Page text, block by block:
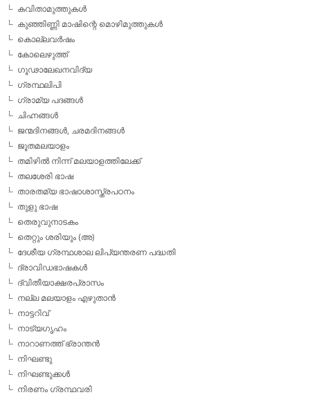
കവിതാമുത്തുകള്‍
കുഞ്ഞിണ്ണി മാഷിന്റെ മൊഴിമുത്തുകള്‍
കൊല്ലവര്‍ഷം
കോലെഴുത്ത്
ഗൂഢാലേഖനവിദ്യ
ഗ്രന്ഥലിപി
ഗ്രാമ്യ പദങ്ങള്‍
ചിഹ്നങ്ങള്‍
ജന്മദിനങ്ങള്‍, ചരമദിനങ്ങള്‍
ജൂതമലയാളം
തമിഴില്‍ നിന്ന് മലയാളത്തിലേക്ക്
തലശേരി ഭാഷ
താരതമ്യ ഭാഷാശാസ്ത്രപഠനം
തുളു ഭാഷ
തെരുവുനാടകം
തെറ്റും ശരിയും (അ)
ദേശീയ ഗ്രന്ഥശാല ലിപ്യന്തരണ പദ്ധതി
ദ്രാവിഡഭാഷകള്‍
ദ്വിതീയാക്ഷരപ്രാസം
നല്ല മലയാളം എഴുതാന്‍
നാട്ടറിവ്
നാട്യഗൃഹം
നാറാണത്ത് ഭ്രാന്തന്‍
നിഘണ്ടു
നിഘണ്ടുക്കള്‍
നിരണം ഗ്രന്ഥവരി